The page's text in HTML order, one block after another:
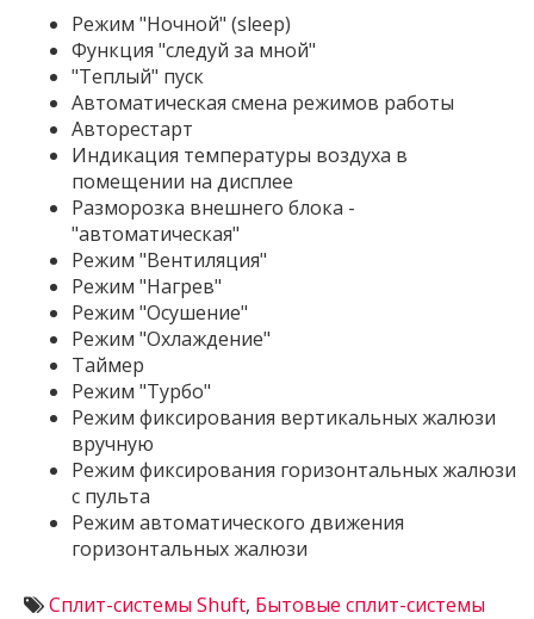
Режим "Ночной" (sleep)
Функция "следуй за мной"
"Теплый" пуск
Автоматическая смена режимов работы
Авторестарт
Индикация температуры воздуха в
помещении на дисплее
Разморозка внешнего блока -
"автоматическая"
Режим "Вентиляция"
Режим "Нагрев"
Режим "Осушение"
Режим "Охлаждение"
Таймер
Режим "Турбо"
Режим фиксирования вертикальных жалюзи
вручную
Режим фиксирования горизонтальных жалюзи
с пульта
Режим автоматического движения
горизонтальных жалюзи
Сплит-системы Shuft, Бытовые сплит-системы